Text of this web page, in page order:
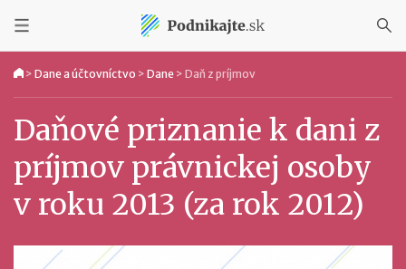
> Dane a účtovníctvo > Dane > Daň z príjmov
Daňové priznanie k dani z
príjmov právnickej osoby
v roku 2013 (za rok 2012)